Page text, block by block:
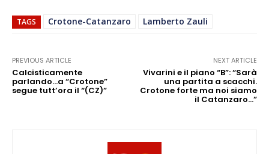
TAGS Crotone-Catanzaro Lamberto Zauli
PREVIOUS ARTICLE
Calcisticamente
parlando…a “Crotone”
segue tutt’ora il “(CZ)”
NEXT ARTICLE
Vivarini e il piano “B”: “Sarà
una partita a scacchi.
Crotone forte ma noi siamo
il Catanzaro…”